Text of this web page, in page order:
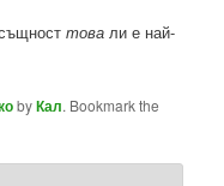
това ли е най-
byКал. Bookmark the